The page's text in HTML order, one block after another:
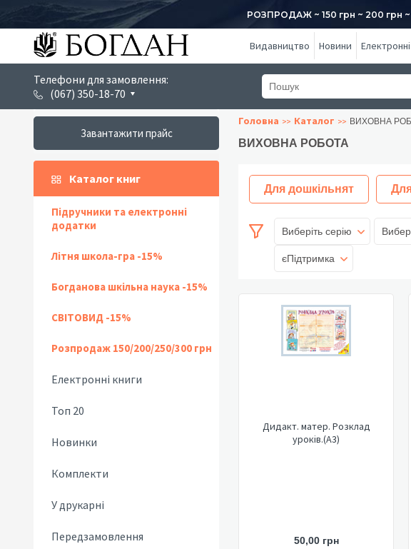
РОЗПРОДАЖ ~ 150 грн ~ 200 грн
Видавництво Новини
Телефони для замовлення:
(067) 350-18-70
Завантажити прайс
Каталог книг
Підручники та електронні
додатки
Літня школа-гра -15%
Богданова шкільна наука -15%
СВІТОВИД -15%
Розпродаж 150/200/250/300 грн
Електронні книги
Топ 20
Новинки
Комплекти
У друкарні
Передзамовлення
Головна Каталог ВИХОВНА
ВИХОВНА РОБОТА
Для дошкільнят
Виберіть серію
єПідтримка
Дидакт. матер. Розклад
уроків.(А3)
50,00 грн